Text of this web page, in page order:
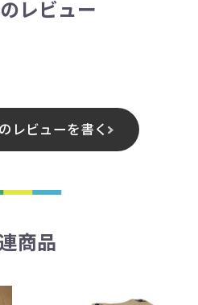
レビュー
レビューを書く
商品